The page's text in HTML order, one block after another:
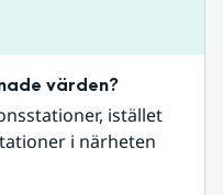
värden?
istället
i närheten